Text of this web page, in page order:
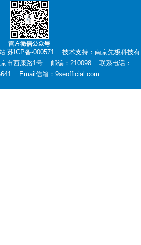
苏ICP备-000571 技术支持： 南京先极科技有
市西康路1号 邮编：210098 联系电话：
Email信箱：9seofficial.com